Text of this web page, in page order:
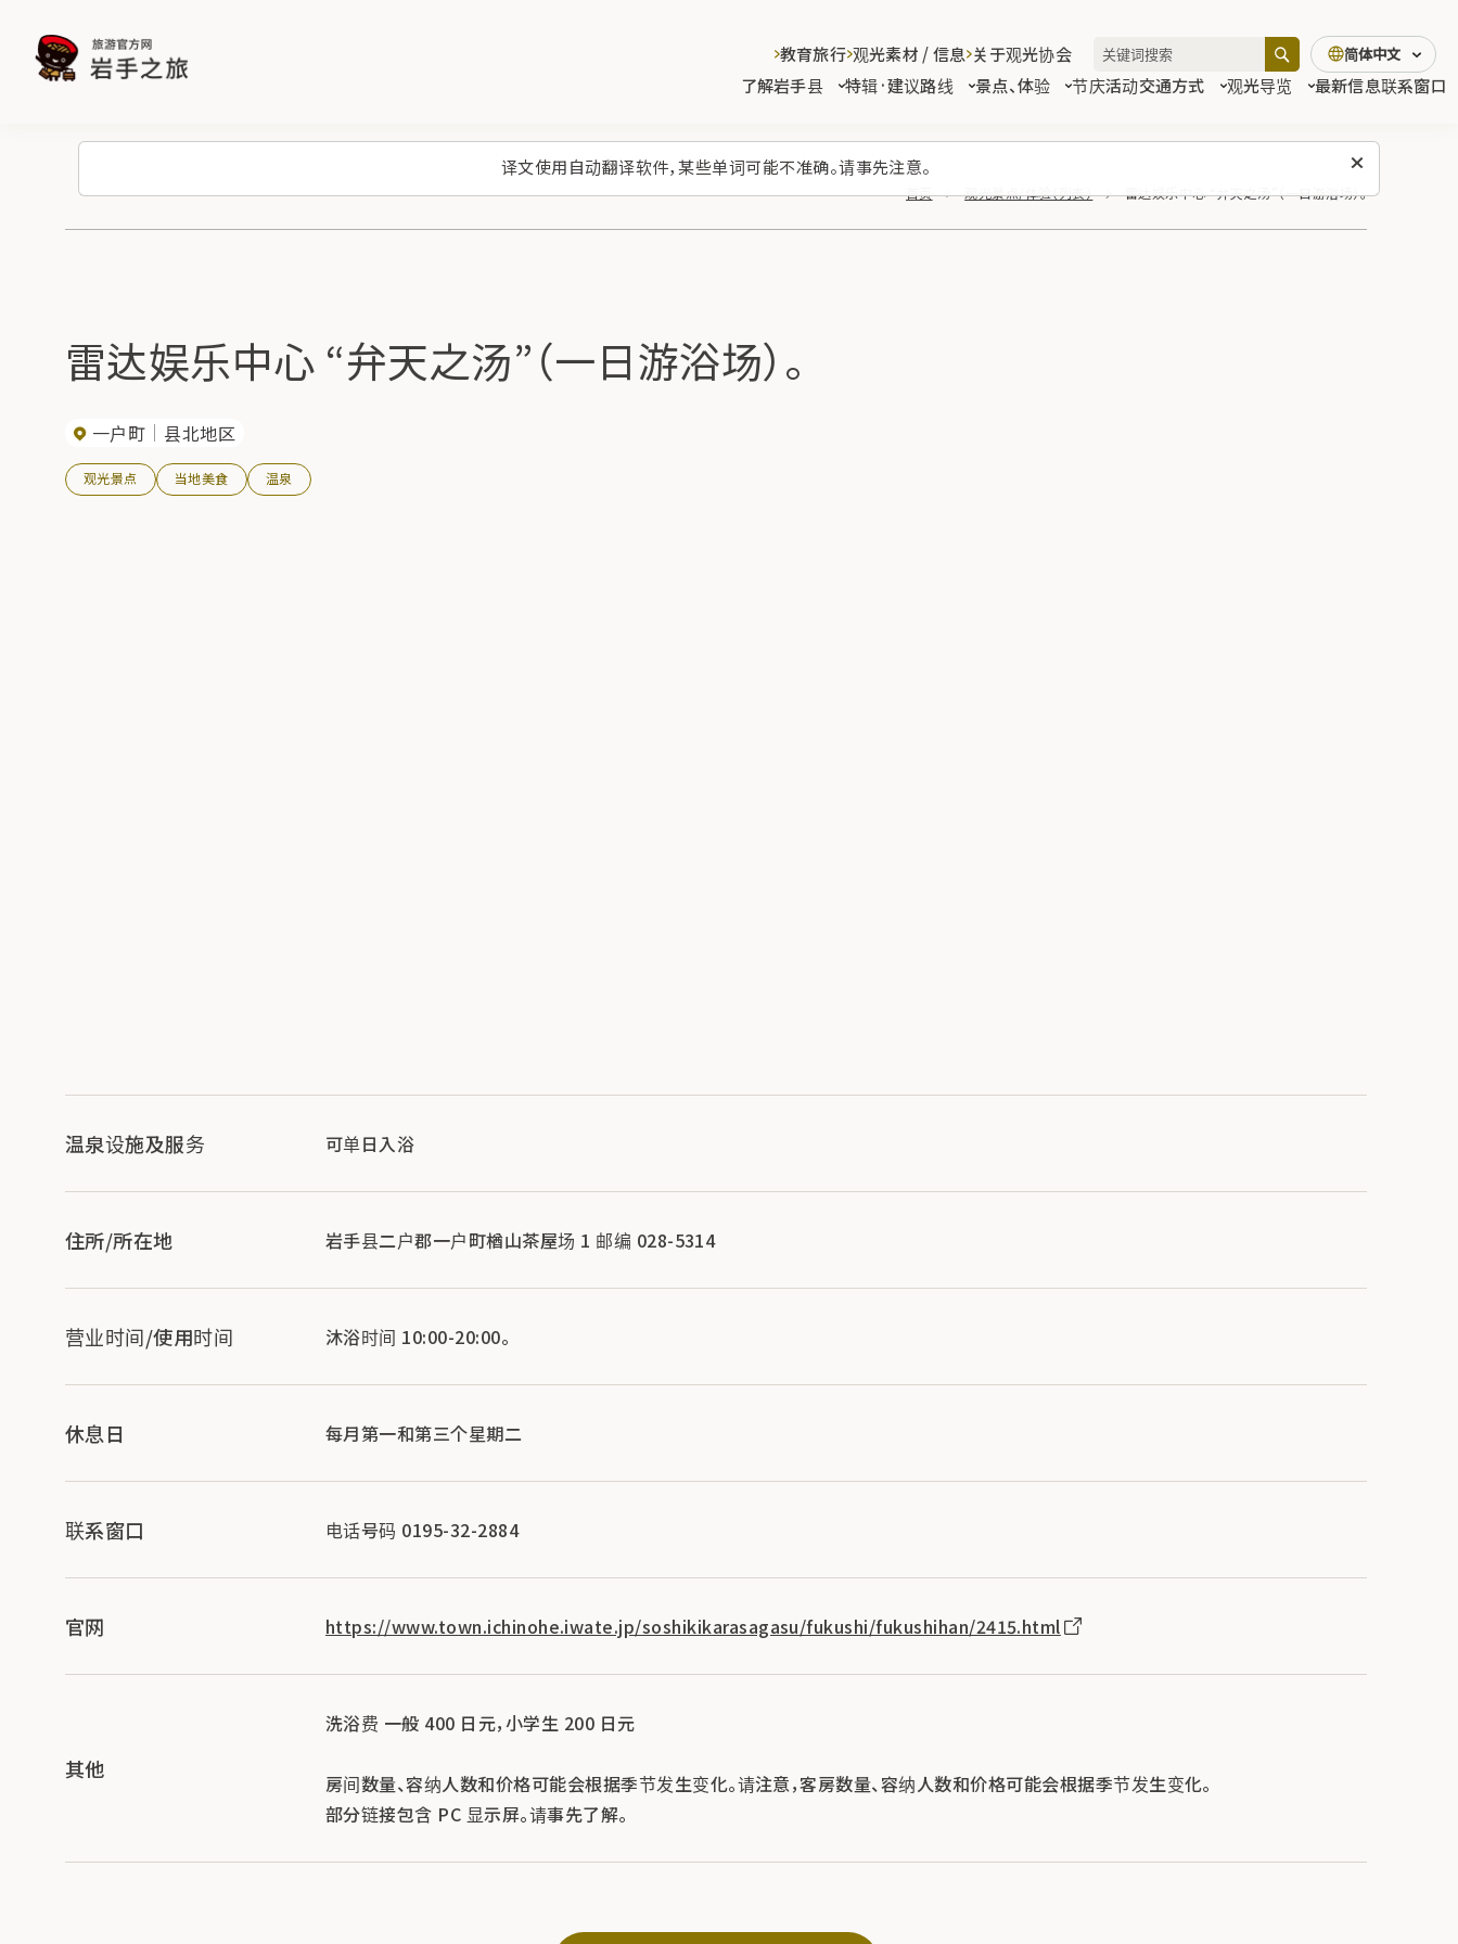
译文使用自动翻译软件，某些单词可能不准确。请事先注意。
了解岩手县 特辑·建议路线 景点、体验 节庆活动交通方式 观光导览 最新信息联系窗口
教育旅行 观光素材 / 信息 关于观光协会 简体中文
首页 观光景点/体验（列表） 雷达娱乐中心 “弁天之汤”（一日游浴场）。
雷达娱乐中心 “弁天之汤”（一日游浴场）。
一户町 县北地区
观光景点 当地美食 温泉
温泉设施及服务 可单日入浴
住所/所在地 岩手县二户郡一户町楢山茶屋场 1 邮编 028-5314
营业时间/使用时间 沐浴时间 10:00-20:00。
休息日 每月第一和第三个星期二
联系窗口 电话号码 0195-32-2884
官网 https://www.town.ichinohe.iwate.jp/soshikikarasagasu/fukushi/fukushihan/2415.html
其他
洗浴费 一般 400 日元，小学生 200 日元
房间数量、容纳人数和价格可能会根据季节发生变化。请注意，客房数量、容纳人数和价格可能会根据季节发生变化。
部分链接包含 PC 显示屏。请事先了解。